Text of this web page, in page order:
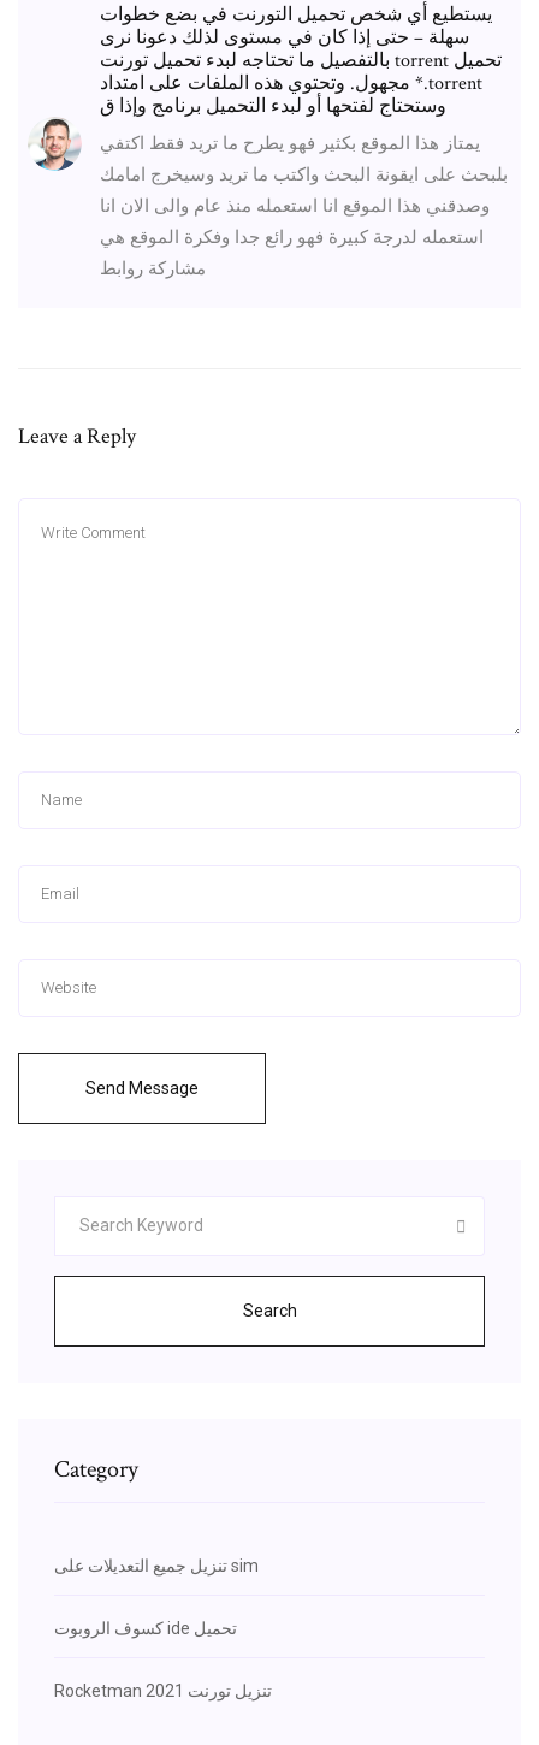
يستطيع أي شخص تحميل التورنت في بضع خطوات
سهلة – حتى إذا كان في مستوى لذلك دعونا نرى
بالتفصيل ما تحتاجه لبدء تحميل تورنت torrent تحميل
مجهول. وتحتوي هذه الملفات على امتداد *.torrent
وستحتاج لفتحها أو لبدء التحميل برنامج وإذا ق
يمتاز هذا الموقع بكثير فهو يطرح ما تريد فقط اكتفي
بلبحث على ايقونة البحث واكتب ما تريد وسيخرج امامك
وصدقني هذا الموقع انا استعمله منذ عام والى الان انا
استعمله لدرجة كبيرة فهو رائع جدا وفكرة الموقع هي
مشاركة روابط
Leave a Reply
Send Message
Search
Category
تنزيل جميع التعديلات على sim
كسوف الروبوت ide تحميل
Rocketman 2021 تنزيل تورنت